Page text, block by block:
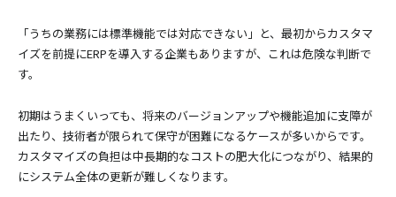
「うちの業務には標準機能では対応できない」と、最初からカスタマ
イズを前提にERPを導入する企業もありますが、これは危険な判断で
す。
初期はうまくいっても、将来のバージョンアップや機能追加に支障が
出たり、技術者が限られて保守が困難になるケースが多いからです。
カスタマイズの負担は中長期的なコストの肥大化につながり、結果的
にシステム全体の更新が難しくなります。